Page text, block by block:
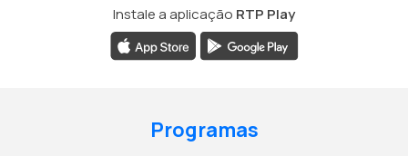
Instale a aplicação RTP Play
Programas